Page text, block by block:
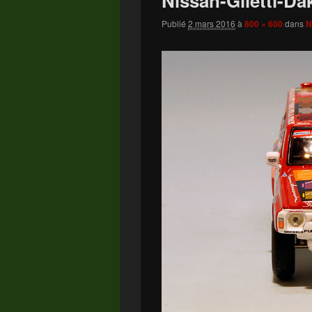
Publié 2 mars 2016 à 800 × 600dans